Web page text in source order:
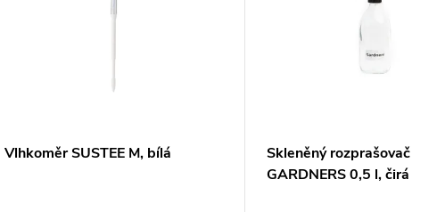
Vlhkoměr SUSTEE M, bílá
Skleněný rozprašovač
GARDNERS 0,5 l, čirá